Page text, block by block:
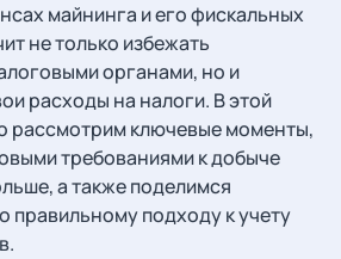
майнинга и его фискальных
не только избежать
органами, но и
расходы на налоги. В этой
рассмотрим ключевые моменты,
требованиями к добыче
а также поделимся
правильному подходу к учету